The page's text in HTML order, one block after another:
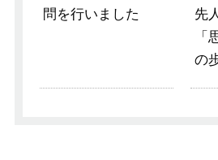
問を行いました
先
の